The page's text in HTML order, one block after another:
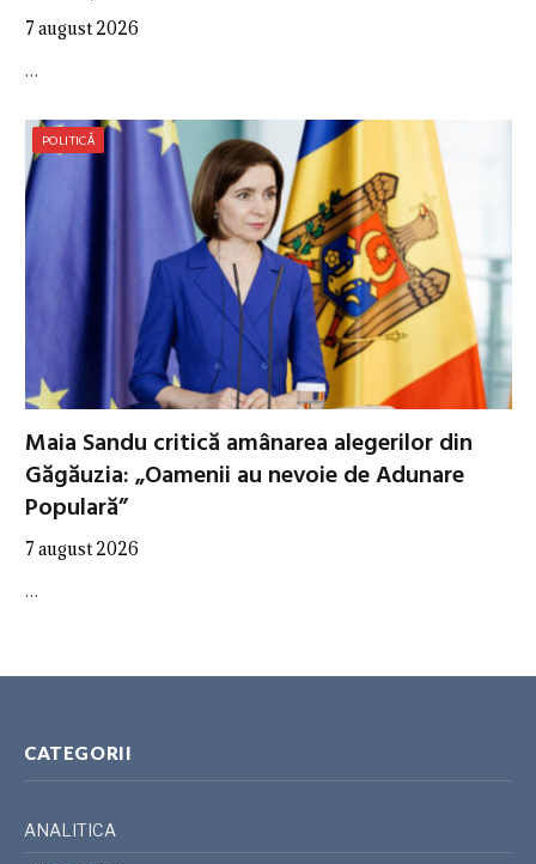
7 august 2026
…
POLITICĂ
Maia Sandu critică amânarea alegerilor din
Găgăuzia: „Oamenii au nevoie de Adunare
Populară”
7 august 2026
…
CATEGORII
ANALITICA